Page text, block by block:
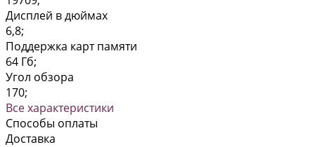
Дисплей в дюймах
6,8;
Поддержка карт памяти
64 Гб;
Угол обзора
170;
Все характеристики
Способы оплаты
Доставка